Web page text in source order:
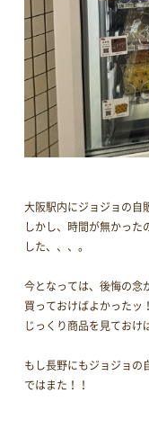
大阪駅内にジョジョの自
しかし、時間が無かっ
した、、、。
今となっては、後悔の念
買っておけばよかったッ！
じっくり商品を見てお
もし長野にもジョジョの
ではまた！！